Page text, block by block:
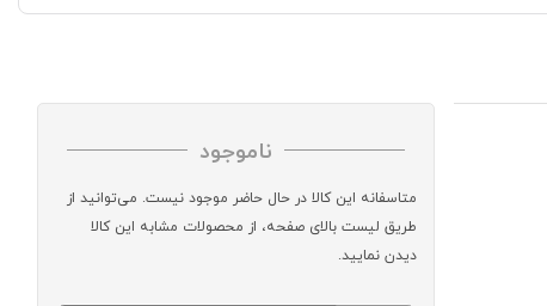
ناموجود
متاسفانه این کالا در حال حاضر موجود نیست. می‌توانید از
طریق لیست بالای صفحه، از محصولات مشابه این کالا
دیدن نمایید.